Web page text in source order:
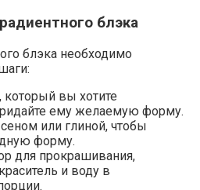
блэка
блэка необходимо
вы хотите
ему желаемую форму.
или глиной, чтобы
форму.
для прокрашивания,
и воду в